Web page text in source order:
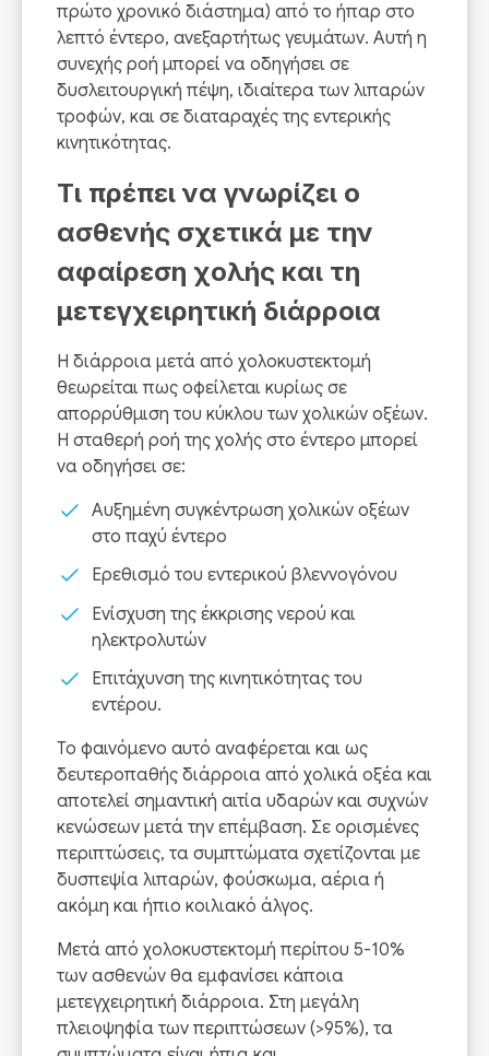
πρώτο χρονικό διάστημα) από το ήπαρ στο
λεπτό έντερο, ανεξαρτήτως γευμάτων. Αυτή η
συνεχής ροή μπορεί να οδηγήσει σε
δυσλειτουργική πέψη, ιδιαίτερα των λιπαρών
τροφών, και σε διαταραχές της εντερικής
κινητικότητας.
Τι πρέπει να γνωρίζει ο
ασθενής σχετικά με την
αφαίρεση χολής και τη
μετεγχειρητική διάρροια
Η διάρροια μετά από χολοκυστεκτομή
θεωρείται πως οφείλεται κυρίως σε
απορρύθμιση του κύκλου των χολικών οξέων.
Η σταθερή ροή της χολής στο έντερο μπορεί
να οδηγήσει σε:
Αυξημένη συγκέντρωση χολικών οξέων
στο παχύ έντερο
Ερεθισμό του εντερικού βλεννογόνου
Ενίσχυση της έκκρισης νερού και
ηλεκτρολυτών
Επιτάχυνση της κινητικότητας του
εντέρου.
Το φαινόμενο αυτό αναφέρεται και ως
δευτεροπαθής διάρροια από χολικά οξέα και
αποτελεί σημαντική αιτία υδαρών και συχνών
κενώσεων μετά την επέμβαση. Σε ορισμένες
περιπτώσεις, τα συμπτώματα σχετίζονται με
δυσπεψία λιπαρών, φούσκωμα, αέρια ή
ακόμη και ήπιο κοιλιακό άλγος.
Μετά από χολοκυστεκτομή περίπου 5-10%
των ασθενών θα εμφανίσει κάποια
μετεγχειρητική διάρροια. Στη μεγάλη
πλειοψηφία των περιπτώσεων (>95%), τα